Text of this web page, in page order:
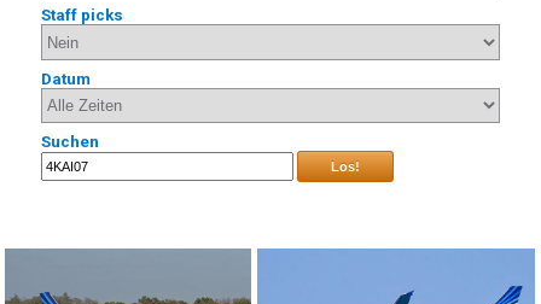
Staff picks
Datum
Suchen
Los!